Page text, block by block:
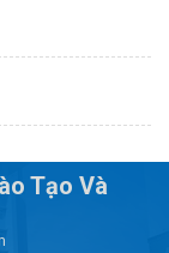
Tạo Và